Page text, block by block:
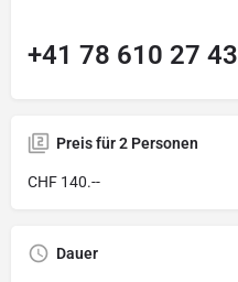
+41 78 610 27 43
Preis für 2 Personen
CHF 140.--
Dauer